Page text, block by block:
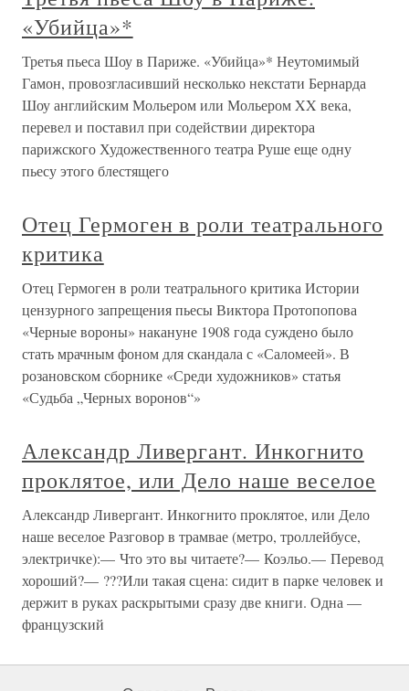
«Убийца»*
Третья пьеса Шоу в Париже. «Убийца»* Неутомимый
Гамон, провозгласивший несколько некстати Бернарда
Шоу английским Мольером или Мольером XX века,
перевел и поставил при содействии директора
парижского Художественного театра Руше еще одну
пьесу этого блестящего
Отец Гермоген в роли театрального
критика
Отец Гермоген в роли театрального критика Истории
цензурного запрещения пьесы Виктора Протопопова
«Черные вороны» накануне 1908 года суждено было
стать мрачным фоном для скандала с «Саломеей». В
розановском сборнике «Среди художников» статья
«Судьба „Черных воронов“»
Александр Ливергант. Инкогнито
проклятое, или Дело наше веселое
Александр Ливергант. Инкогнито проклятое, или Дело
наше веселое Разговор в трамвае (метро, троллейбусе,
электричке):— Что это вы читаете?— Коэльо.— Перевод
хороший?— ???Или такая сцена: сидит в парке человек и
держит в руках раскрытыми сразу две книги. Одна —
французский